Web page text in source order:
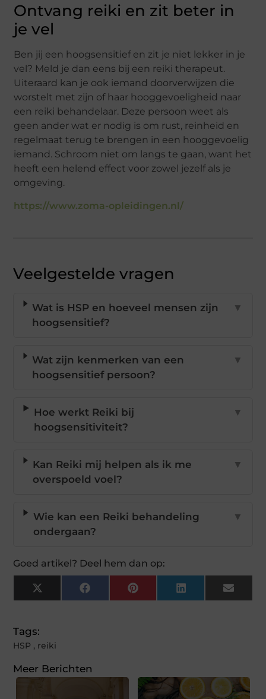
Ontvang reiki en zit beter in
je vel
Ben jij een hoogsensitief en zit je niet lekker in je
vel? Meld je dan eens bij een reiki therapeut.
Uiteraard kan je ook iemand doorverwijzen die
worstelt met zijn of haar hooggevoeligheid naar
een reiki behandelaar. Deze persoon weet als
geen ander wat er nodig is om rust, reinheid en
regelmaat terug te brengen in een hooggevoelig
iemand. Schroom niet om langs te gaan, want het
heeft een helend effect voor zowel jezelf als je
omgeving.
https://www.zoma-opleidingen.nl/
Veelgestelde vragen
Wat is HSP en hoeveel mensen zijn
hoogsensitief?
▼
Wat zijn kenmerken van een
hoogsensitief persoon?
▼
Hoe werkt Reiki bij
hoogsensitiviteit?
▼
Kan Reiki mij helpen als ik me
overspoeld voel?
▼
Wie kan een Reiki behandeling
ondergaan?
▼
Goed artikel? Deel hem dan op:
X
(Twitter)
FacebookPinterestLinkedInEmail
Tags:
HSP , reiki
Meer Berichten